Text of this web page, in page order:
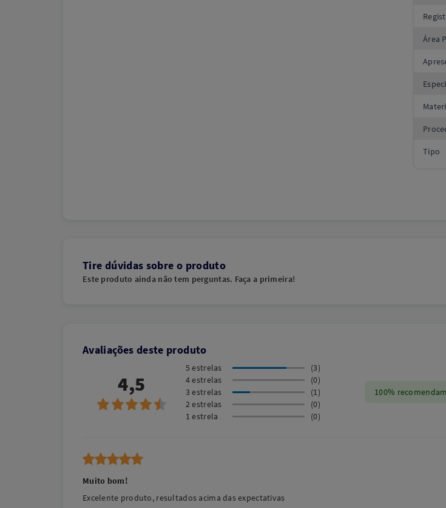
Área
Tipo
Tire dúvidas sobre o produto
Este produto ainda não tem perguntas. Faça a primeira!
Avaliações deste produto
4,5
5 estrelas
(3)
4 estrelas
(0)
3 estrelas
(1)
2 estrelas
(0)
1 estrela
(0)
100%
Muito bom!
Excelente produto, resultados acima das expectativas